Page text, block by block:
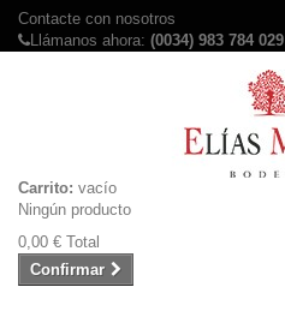
Contacte con nosotros
Llámanos ahora: (0034) 983 784 029
Carrito: vacío
Ningún producto
0,00 € Total
Confirmar